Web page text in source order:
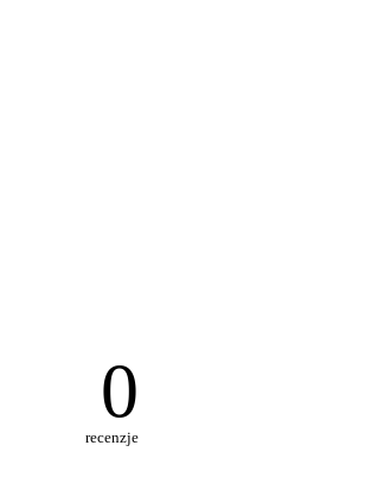
0
recenzje